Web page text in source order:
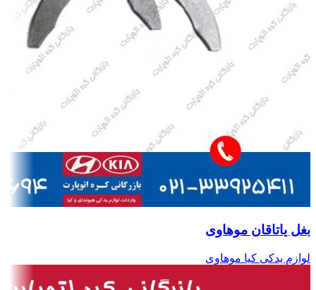
بغل یاتاقان موهاوی
لوازم یدکی کیا موهاوی